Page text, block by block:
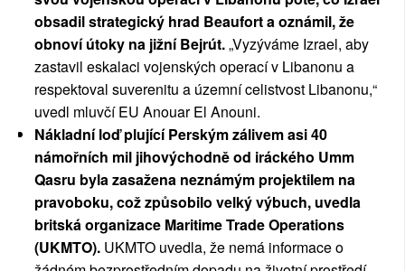
obsadil strategický hrad Beaufort a oznámil, že
obnoví útoky na jižní Bejrút.„Vyzýváme Izrael, aby
zastavil eskalaci vojenských operací v Libanonu a
respektoval suverenitu a územní celistvost Libanonu,“
uvedl mluvčí EU Anouar El Anouni.
Nákladní loď plující Perským zálivem asi 40
námořních mil jihovýchodně od iráckého Umm
Qasru byla zasažena neznámým projektilem na
pravoboku, což způsobilo velký výbuch, uvedla
britská organizace Maritime Trade Operations
(UKMTO). UKMTO uvedla, že nemá informace o